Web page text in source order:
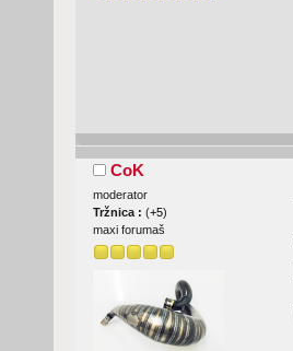
CoK
moderator
Tržnica : (+5)
maxi forumaš